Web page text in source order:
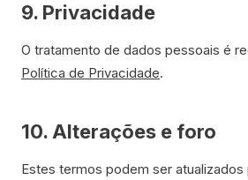
9. Privacidade
O tratamento de dados pessoais é
Política de Privacidade.
10. Alterações e foro
Estes termos podem ser